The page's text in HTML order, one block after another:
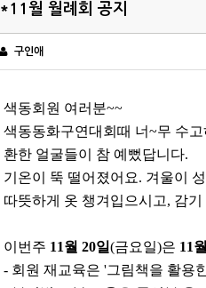
*11월 월례회 공지
구인애
색동회원 여러분~~
색동동화구연대회때 너~무 수
환한 얼굴들이 참 예뻤답니다.
기온이 뚝 떨어졌어요. 겨울이
따뜻하게 옷 챙겨입으시고, 감
이번주 11월 20일(금요일)은 11
- 회원 재교육은 '그림책을 활용